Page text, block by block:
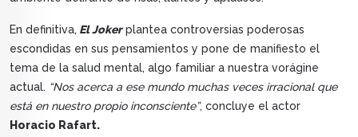
En definitiva, El Jokerplantea controversias poderosas
escondidas en sus pensamientos y pone de manifiesto el
tema de la salud mental, algo familiar a nuestra vorágine
actual. “Nos acerca a ese mundo muchas veces irracional que
está en nuestro propio inconsciente”, concluye el actor
Horacio Rafart.